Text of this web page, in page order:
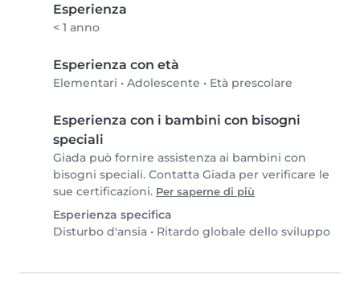
Esperienza
< 1 anno
Esperienza con età
Elementari • Adolescente • Età prescolare
Esperienza con i bambini con bisogni
speciali
Giada può fornire assistenza ai bambini con
bisogni speciali. Contatta Giada per verificare le
sue certificazioni. Per saperne di più
Esperienza specifica
Disturbo d'ansia • Ritardo globale dello sviluppo